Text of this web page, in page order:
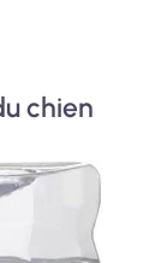
chien